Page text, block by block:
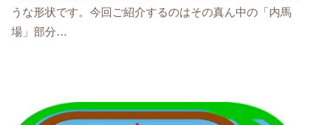
うな形状です。今回ご紹介するのはその真ん中の「内馬
場」部分…